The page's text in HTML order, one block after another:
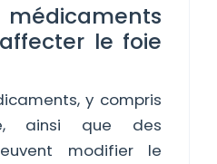
le foie
y compris
ainsi que des
modifier le